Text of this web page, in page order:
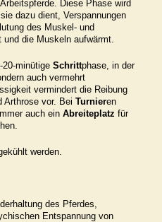
Diese Phase wird
dazu dient, Verspannungen
des Muskel- und
und die Muskeln aufwärmt.
minütige Schrittphase, in der
auch vermehrt
vermindert die Reibung
Arthrose vor. Bei Turnieren
auch ein Abreiteplatz für
werden.
des Pferdes,
Entspannung von